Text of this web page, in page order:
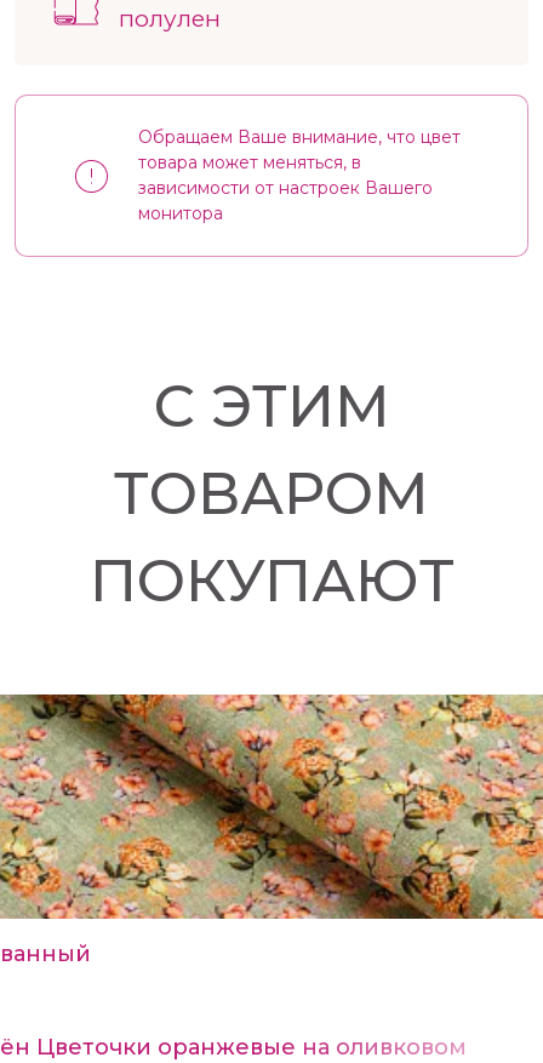
полулен
Обращаем Ваше внимание, что цвет
товара может меняться, в
зависимости от настроек Вашего
монитора
С ЭТИМ
ТОВАРОМ
ПОКУПАЮТ
Цветочки оранжевые на оливковом